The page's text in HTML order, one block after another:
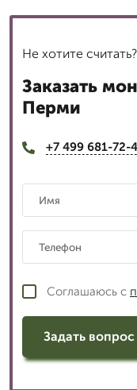
Не хотите считать?
Заказать
Перми
+7 499 681-72-
Соглашаюсь с
Задать вопрос